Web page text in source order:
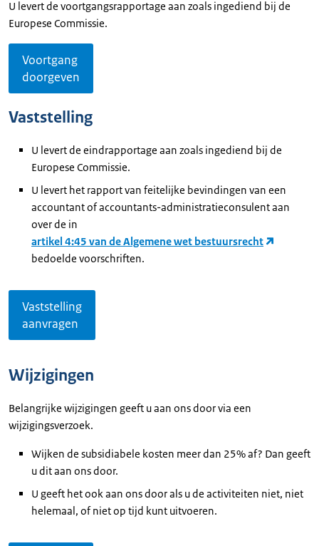
U levert de voortgangsrapportage aan zoals ingediend bij de
Europese Commissie.
Voortgang
doorgeven
Vaststelling
U levert de eindrapportage aan zoals ingediend bij de
Europese Commissie.
U levert het rapport van feitelijke bevindingen van een
accountant of accountants-administratieconsulent aan
over de in
artikel 4:45 van de Algemene wet bestuursrecht
bedoelde voorschriften.
Vaststelling
aanvragen
Wijzigingen
Belangrijke wijzigingen geeft u aan ons door via een
wijzigingsverzoek.
Wijken de subsidiabele kosten meer dan 25% af? Dan geeft
u dit aan ons door.
U geeft het ook aan ons door als u de activiteiten niet, niet
helemaal, of niet op tijd kunt uitvoeren.